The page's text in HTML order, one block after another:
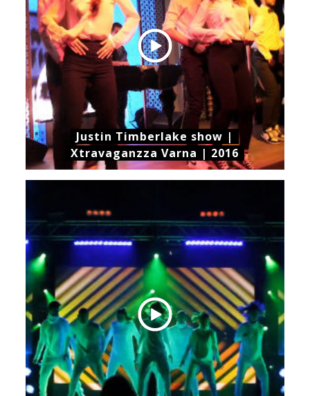
Justin Timberlake show |
Xtravaganzza Varna | 2016